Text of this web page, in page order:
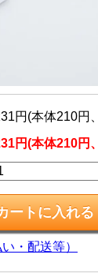
円(本体210円
円(本体210円
・配送等）